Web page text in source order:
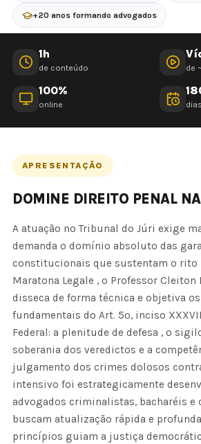
+20 anos formando advogados
1h
de conteúdo de
100%
online
APRESENTAÇÃO
DOMINE DIREITO PENAL
A atuação no Tribunal do Júri exige
demanda o domínio absoluto das
constitucionais que sustentam o rito
Maratona Legale , o Professor Cleiton
disseca de forma técnica e objetiva
fundamentais do Art. 5º, inciso
Federal: a plenitude de defesa , o
soberania dos veredictos e a
julgamento dos crimes dolosos
intensivo foi estrategicamente
advogados criminalistas, bacharéis e
buscam atualização rápida e
princípios guiam a justiça